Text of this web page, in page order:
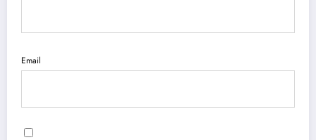
Email